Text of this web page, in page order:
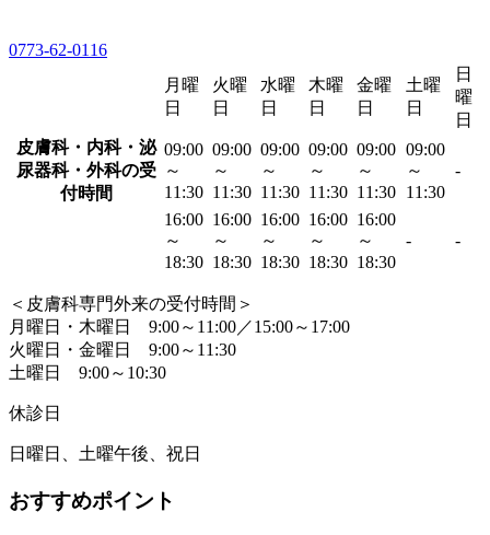
0773-62-0116
月曜
日
火曜
日
水曜
日
木曜
日
金曜
日
土曜
日
日
曜
日
皮膚科・内科・泌
尿器科・外科の受
付時間
09:00
～
11:30
09:00
～
11:30
09:00
～
11:30
09:00
～
11:30
09:00
～
11:30
09:00
～
11:30
-
16:00
～
18:30
16:00
～
18:30
16:00
～
18:30
16:00
～
18:30
16:00
～
18:30
- -
＜皮膚科専門外来の受付時間＞
月曜日・木曜日 9:00～11:00／15:00～17:00
火曜日・金曜日 9:00～11:30
土曜日 9:00～10:30
休診日
日曜日、土曜午後、祝日
おすすめポイント